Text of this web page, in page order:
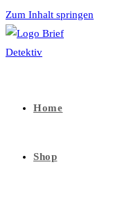
Zum Inhalt springen
Home
Shop